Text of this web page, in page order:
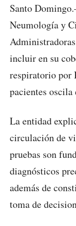
Santo
Neumología y
incluir en su
respiratorio por
pacientes oscila
La entidad
circulación de
pruebas son
diagnósticos
además de
toma de